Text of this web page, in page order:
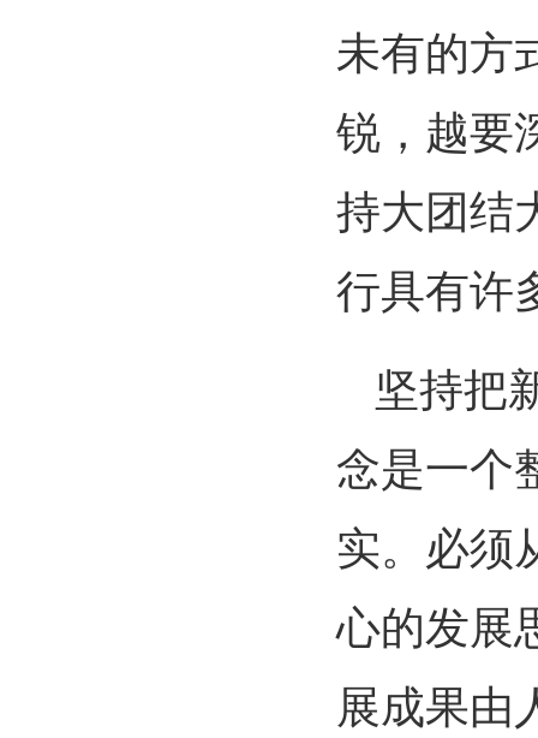
未有的方
锐，越要
持大团结
行具有许
坚持把
念是一个
实。必须
心的发展
展成果由